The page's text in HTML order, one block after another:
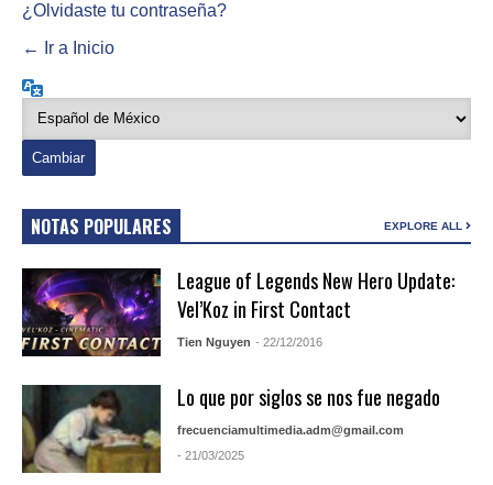
¿Olvidaste tu contraseña?
← Ir a Inicio
NOTAS POPULARES EXPLORE ALL
League of Legends New Hero Update:
Vel’Koz in First Contact
Tien Nguyen - 22/12/2016
Lo que por siglos se nos fue negado
frecuenciamultimedia.adm@gmail.com
- 21/03/2025